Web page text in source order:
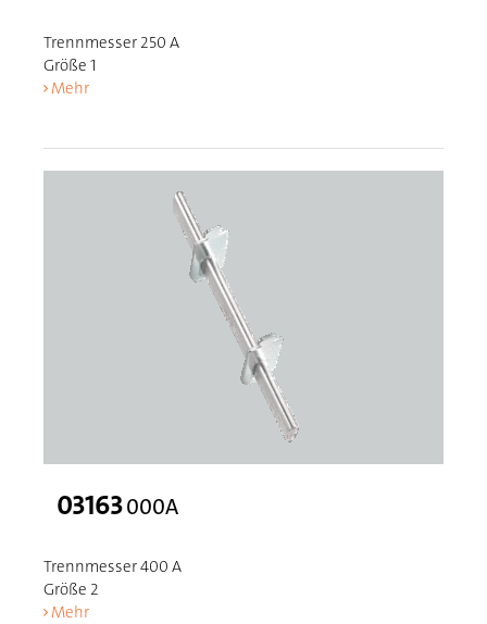
Trennmesser 250 A
Größe 1
Mehr
03163000A
Trennmesser 400 A
Größe 2
Mehr